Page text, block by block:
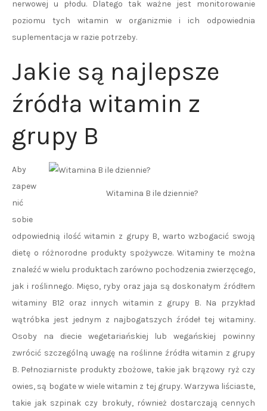
nerwowej u płodu. Dlatego tak ważne jest monitorowanie
poziomu tych witamin w organizmie i ich odpowiednia
suplementacja w razie potrzeby.
Jakie są najlepsze
źródła witamin z
grupy B
Witamina B ile dziennie?
Aby
zapew
nić
sobie
odpowiednią ilość witamin z grupy B, warto wzbogacić swoją
dietę o różnorodne produkty spożywcze. Witaminy te można
znaleźć w wielu produktach zarówno pochodzenia zwierzęcego,
jak i roślinnego. Mięso, ryby oraz jaja są doskonałym źródłem
witaminy B12 oraz innych witamin z grupy B. Na przykład
wątróbka jest jednym z najbogatszych źródeł tej witaminy.
Osoby na diecie wegetariańskiej lub wegańskiej powinny
zwrócić szczególną uwagę na roślinne źródła witamin z grupy
B. Pełnoziarniste produkty zbożowe, takie jak brązowy ryż czy
owies, są bogate w wiele witamin z tej grupy. Warzywa liściaste,
takie jak szpinak czy brokuły, również dostarczają cennych